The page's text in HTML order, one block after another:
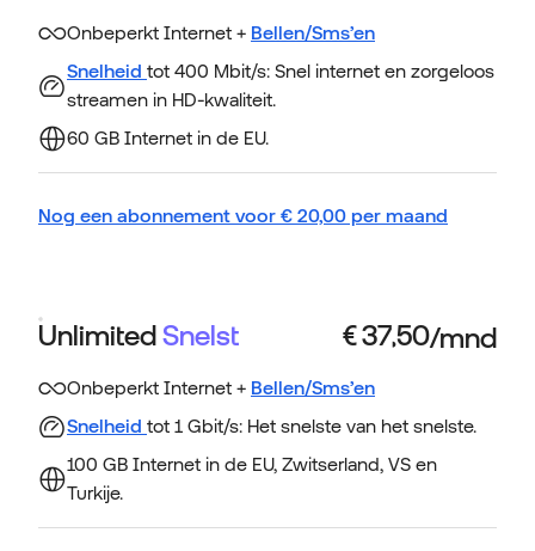
Onbeperkt Internet + Bellen/Sms’en
Snelheid tot 400 Mbit/s: Snel internet en zorgeloos
streamen in HD-kwaliteit.
60 GB Internet in de EU.
Nog een abonnement voor € 20,00 per maand
UnlimitedSnelst
Onbeperkt Internet + Bellen/Sms’en
Snelheid tot 1 Gbit/s: Het snelste van het snelste.
100 GB Internet in de EU, Zwitserland, VS en
Turkije.